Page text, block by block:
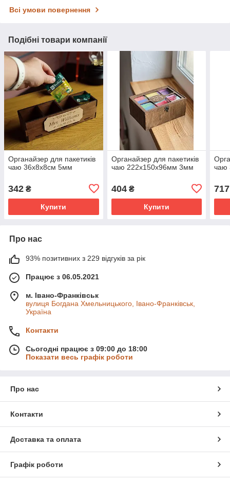
Всі умови повернення
Подібні товари компанії
Органайзер для пакетиків
чаю 36x8x8см 5мм
342 ₴
Купити
Органайзер для пакетиків
чаю 222x150x96мм 3мм
404₴
Купити
чаю
717
Про нас
93% позитивних з 229 відгуків за рік
Працює з 06.05.2021
м. Івано-Франківськ
вулиця Богдана Хмельницького, Івано-Франківськ,
Україна
Контакти
Сьогодні працює з 09:00 до 18:00
Показати весь графік роботи
Про нас
Контакти
Доставка та оплата
Графік роботи